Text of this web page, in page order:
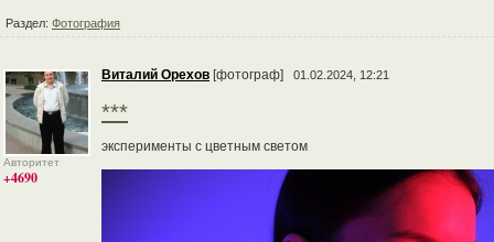
Раздел: Фотография
Авторитет
+4690
Виталий Орехов [фотограф] 01.02.2024, 12:21
***
эксперименты с цветным светом